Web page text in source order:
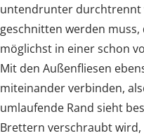
untendrunter durchtrennt
geschnitten werden
möglichst in einer schon
Mit den Außenfliesen
miteinander verbinden,
umlaufende Rand sieht
Brettern verschraubt